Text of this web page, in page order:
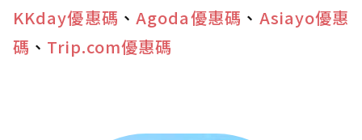
KKday優惠碼 、Agoda優惠碼 、 Asiayo優惠
碼 、 Trip.com優惠碼